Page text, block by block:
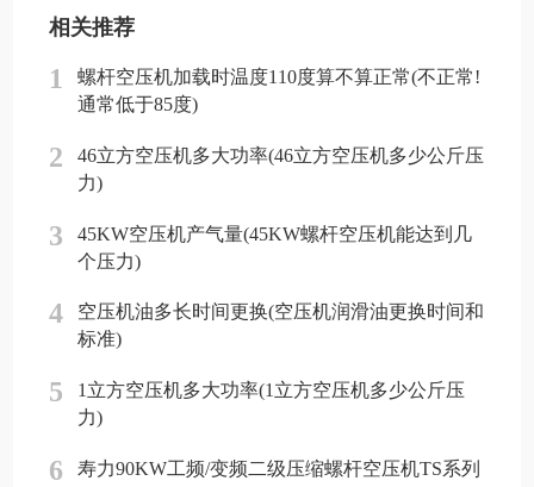
相关推荐
1
螺杆空压机加载时温度110度算不算正常(不正常!
通常低于85度)
2
46立方空压机多大功率(46立方空压机多少公斤压
力)
3
45KW空压机产气量(45KW螺杆空压机能达到几
个压力)
4
空压机油多长时间更换(空压机润滑油更换时间和
标准)
5
1立方空压机多大功率(1立方空压机多少公斤压
力)
6 寿力90KW工频/变频二级压缩螺杆空压机TS系列